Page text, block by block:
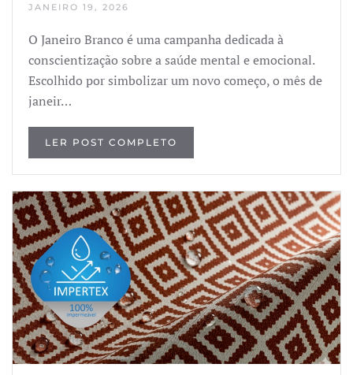
JANEIRO 19, 2026
O Janeiro Branco é uma campanha dedicada à
conscientização sobre a saúde mental e emocional.
Escolhido por simbolizar um novo começo, o mês de
janeir…
LER POST COMPLETO